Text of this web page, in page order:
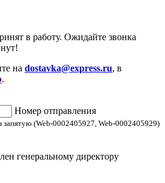
в работу. Ожидайте звонка
на dostavka@express.ru, в
.
Номер отправления
запятую (Web-0002405927, Web-0002405929)
генеральному директору